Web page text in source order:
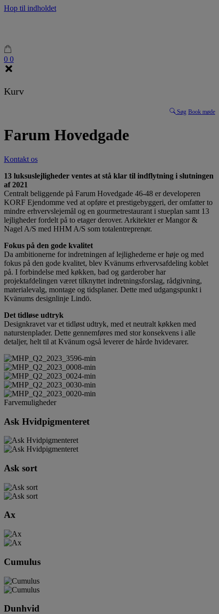
Hop til indholdet
0 0
Kurv
Søg Book møde
Farum Hovedgade
Kontakt os
13 luksuslejligheder ventes at stå klar til indflytning i slutningen
af 2021
Centralt beliggende på Farum Hovedgade 46-48 er developeren
KORF Ejendomme ved at opføre et prestigebyggeri, der omfatter to
mindre erhvervslejemål og en gourmetrestaurant i stueplan samt 13
lejligheder fordelt på to etager derover. Arkitekter er Mangor &
Nagel A/S med HHM A/S som totalentreprenør.
Fokus på den gode kvalitet
Da ambitionerne for indretningen af lejlighederne er høje og med
fokus på den gode kvalitet, blev Kvänums erhvervsafdeling koblet
på. I forbindelse med køkken, bad og garderober har
projektafdelingen været tilknyttet indretningsforslag, rådgivning,
materialevalg, montage og tidsplaner. Dette med udgangspunkt i
Kvänums designlinje Lindö.
Det tidløse udtryk
Designkravet var et tidløst udtryk, med et neutralt køkken med
naturstenplader. Dette gennemføres med stor konsekvens i alle
detaljer, helt til at Kvänum også leverer de hårde hvidevarer.
Farvemuligheder
Ask Hvidpigmenteret
Ask sort
Ax
Cumulus
Dunhvid